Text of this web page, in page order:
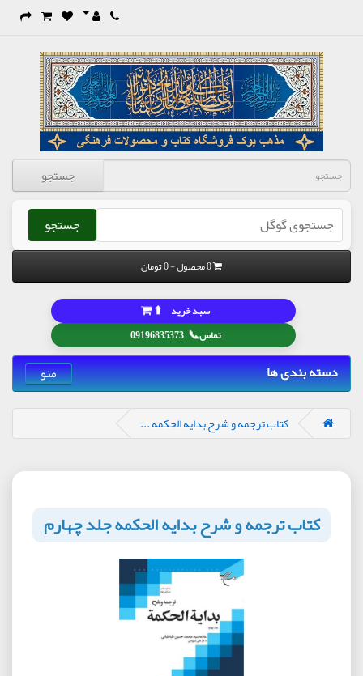
جستجو
جستجو
0 محصول - 0 تومان
تماس📞
09196835373
سبد خرید ⬆
دسته بندی ها منو
کتاب ترجمه و شرح بدایه الحکمه ...
کتاب ترجمه و شرح بدایه الحکمه جلد چهارم